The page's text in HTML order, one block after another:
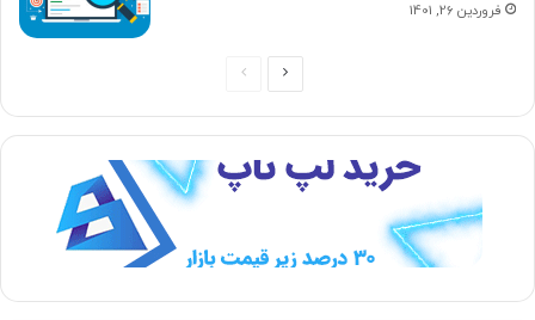
فروردین 26, 1401
ح
ه
ی
ح
ه
ی